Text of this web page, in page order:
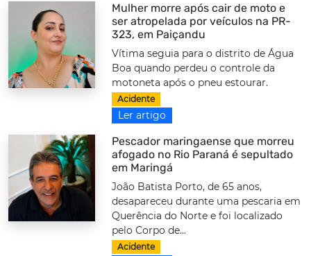
Mulher morre após cair de moto e
ser atropelada por veículos na PR-
323, em Paiçandu
Vítima seguia para o distrito de Água
Boa quando perdeu o controle da
motoneta após o pneu estourar.
Acidente
Ler artigo
Pescador maringaense que morreu
afogado no Rio Paraná é sepultado
em Maringá
João Batista Porto, de 65 anos,
desapareceu durante uma pescaria em
Querência do Norte e foi localizado
pelo Corpo de...
Acidente